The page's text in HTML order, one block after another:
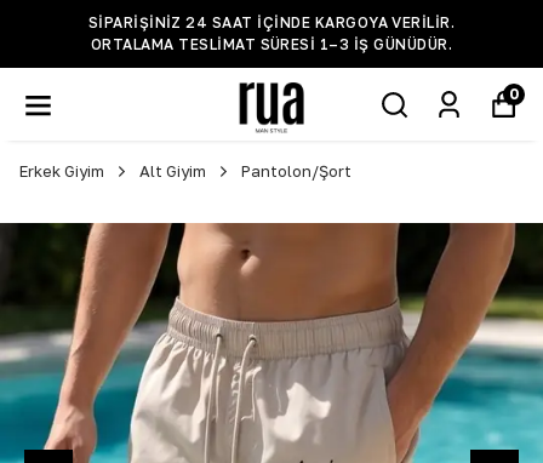
SIPARIŞINIZ 24 SAAT IÇINDE KARGOYA VERILIR.
ORTALAMA TESLIMAT SÜRESI 1–3 IŞ GÜNÜDÜR.
0
Erkek Giyim Alt Giyim Pantolon/Şort